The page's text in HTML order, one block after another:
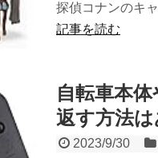
探偵コナンのキ
記事を読む
自転車本
返す方法
2023/9/30